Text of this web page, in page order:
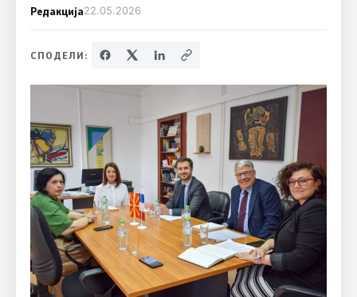
Редакција22.05.2026
СПОДЕЛИ: